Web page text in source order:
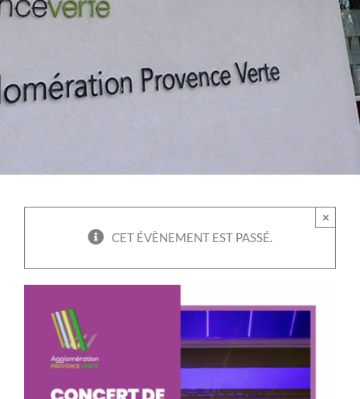
CET ÉVÈNEMENT EST PASSÉ.
×